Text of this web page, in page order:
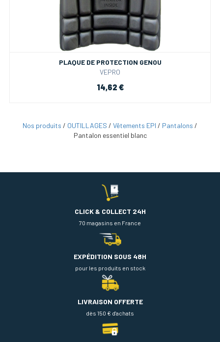
PLAQUE DE PROTECTION GENOU
VEPRO
14,62 €
Nos produits / OUTILLAGES / Vêtements EPI / Pantalons /
Pantalon essentiel blanc
CLICK & COLLECT 24H
70 magasins en France
EXPÉDITION SOUS 48H
pour les produits en stock
LIVRAISON OFFERTE
dès 150 € d'achats